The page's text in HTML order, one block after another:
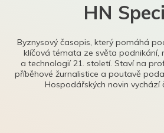
HN
Byznysový časopis, který pomáhá
klíčová témata ze světa podnikání,
a technologií 21. století. Staví na
příběhové žurnalistice a poutavě
Hospodářských novin vychází